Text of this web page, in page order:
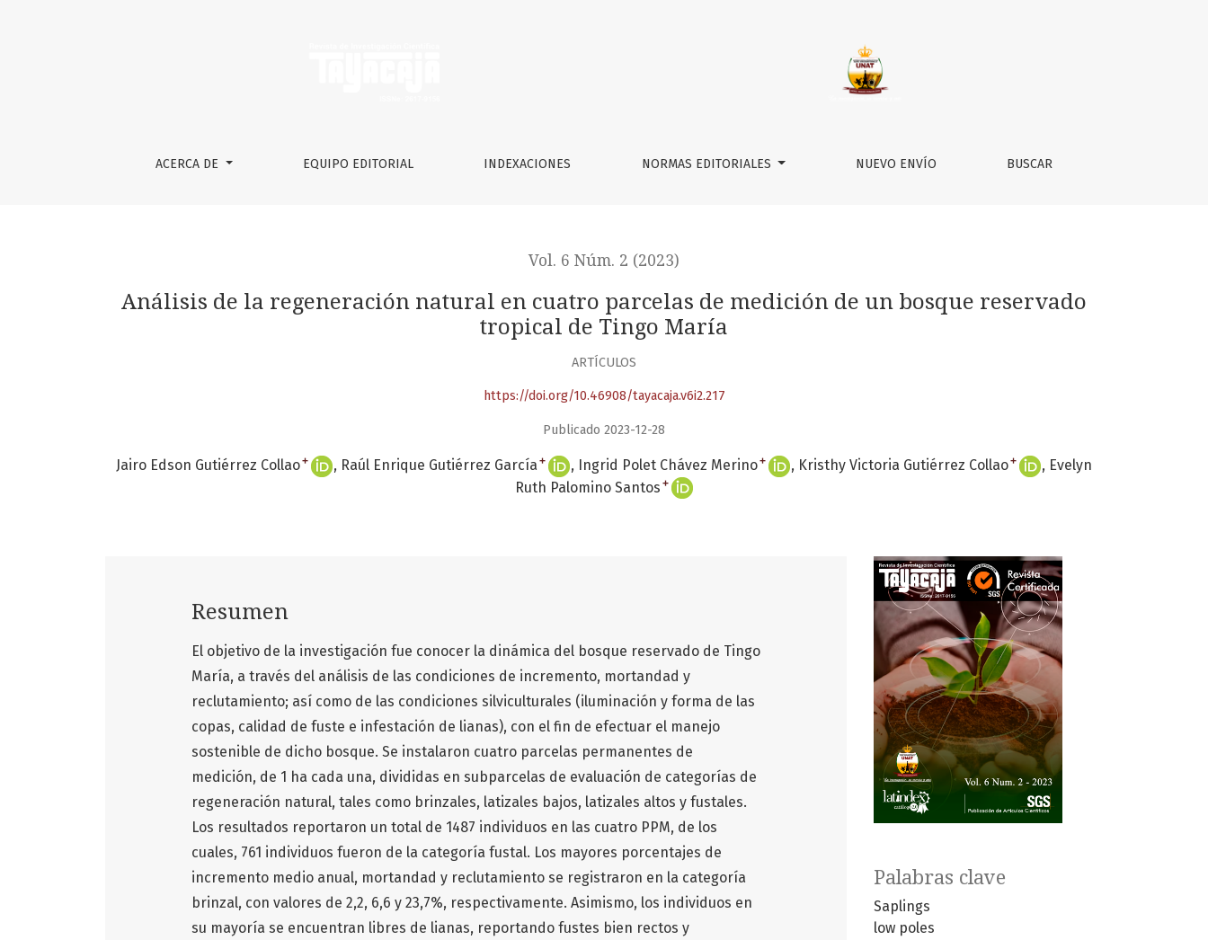
ACERCA DE EQUIPO EDITORIAL INDEXACIONES NORMAS EDITORIALES NUEVO ENVÍO BUSCAR
Vol. 6 Núm. 2 (2023)
Análisis de la regeneración natural en cuatro parcelas de medición de un bosque reservado
tropical de Tingo María
ARTÍCULOS
https://doi.org/10.46908/tayacaja.v6i2.217
Publicado 2023-12-28
Jairo Edson Gutiérrez Collao+ Raúl Enrique Gutiérrez García + Ingrid Polet Chávez Merino+ Kristhy Victoria Gutiérrez Collao+
Evelyn
Ruth Palomino Santos +
Palabras clave
Saplings
low poles
Resumen
El objetivo de la investigación fue conocer la dinámica del bosque reservado de Tingo
María, a través del análisis de las condiciones de incremento, mortandad y
reclutamiento; así como de las condiciones silviculturales (iluminación y forma de las
copas, calidad de fuste e infestación de lianas), con el fin de efectuar el manejo
sostenible de dicho bosque. Se instalaron cuatro parcelas permanentes de
medición, de 1 ha cada una, divididas en subparcelas de evaluación de categorías de
regeneración natural, tales como brinzales, latizales bajos, latizales altos y fustales.
Los resultados reportaron un total de 1487 individuos en las cuatro PPM, de los
cuales, 761 individuos fueron de la categoría fustal. Los mayores porcentajes de
incremento medio anual, mortandad y reclutamiento se registraron en la categoría
brinzal, con valores de 2,2, 6,6 y 23,7%, respectivamente. Asimismo, los individuos en
su mayoría se encuentran libres de lianas, reportando fustes bien rectos y